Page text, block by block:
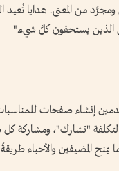
ومجرَّد من المعنى. هدايا
يستحقون كلَّ شيء."
إنشاء صفحات
التكلفة "تشارك"،
المضيفين والأحباء